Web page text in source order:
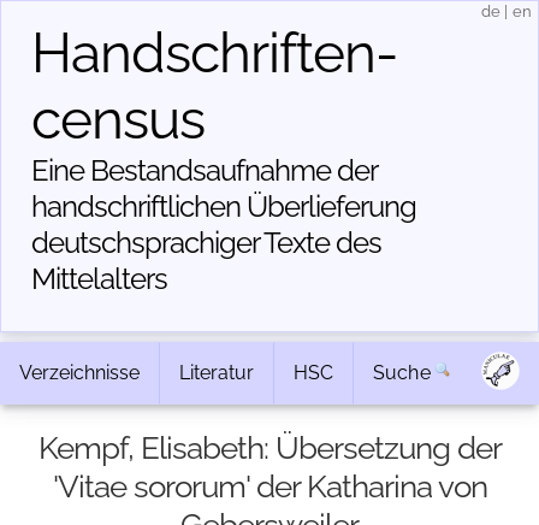
Handschriften­
census
Eine Bestandsaufnahme der
handschriftlichen Über­lieferung
deutschsprachiger Texte des
Mittelalters
de en
Verzeichnisse Literatur HSC Suche
Kempf, Elisabeth: Übersetzung der
'Vitae sororum' der Katharina von